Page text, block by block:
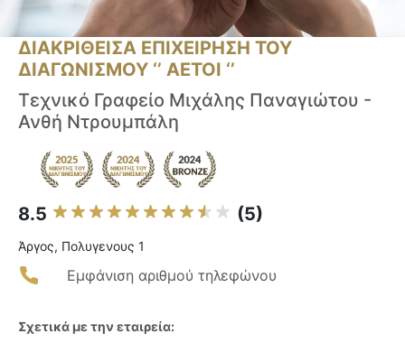
ΔΙΑΚΡΙΘΕΙΣΑ ΕΠΙΧΕΙΡΗΣΗ ΤΟΥ
ΔΙΑΓΩΝΙΣΜΟΥ ‘’ ΑΕΤΟΙ ‘’
Τεχνικό Γραφείο Μιχάλης Παναγιώτου -
Ανθή Ντρουμπάλη
8.5 (5)
Άργος, Πολυγενους 1
Εμφάνιση αριθμού τηλεφώνου
Σχετικά με την εταιρεία: